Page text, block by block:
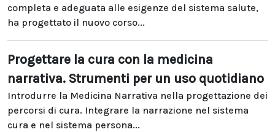
completa e adeguata alle esigenze del sistema salute,
ha progettato il nuovo corso...
Progettare la cura con la medicina
narrativa. Strumenti per un uso quotidiano
Introdurre la Medicina Narrativa nella progettazione dei
percorsi di cura. Integrare la narrazione nel sistema
cura e nel sistema persona...